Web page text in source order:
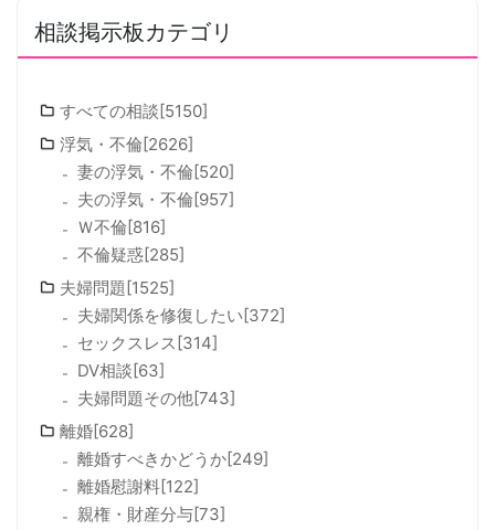
相談掲示板カテゴリ
すべての相談[5150]
浮気・不倫[2626]
妻の浮気・不倫[520]
夫の浮気・不倫[957]
Ｗ不倫[816]
不倫疑惑[285]
夫婦問題[1525]
夫婦関係を修復したい[372]
セックスレス[314]
DV相談[63]
夫婦問題その他[743]
離婚[628]
離婚すべきかどうか[249]
離婚慰謝料[122]
親権・財産分与[73]